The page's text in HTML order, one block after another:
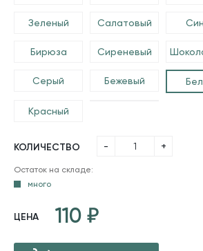
Зеленый Салатовый
Бирюза Сиреневый
Серый Бежевый
Красный
КОЛИЧЕСТВО - +
Остаток на складе:
много
ЦЕНА 110